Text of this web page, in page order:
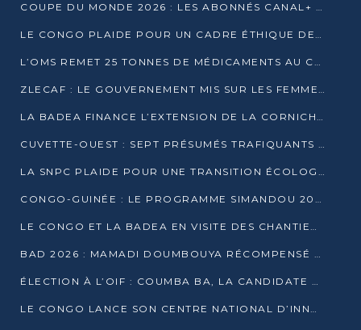
COUPE DU MONDE 2026 : LES ABONNÉS CANAL+ AU CONGO DÉÇUS À QUELQUES JOURS DU COUP D’ENVOI
LE CONGO PLAIDE POUR UN CADRE ÉTHIQUE DE L’INTELLIGENCE ARTIFICIELLE À DAKAR
L’OMS REMET 25 TONNES DE MÉDICAMENTS AU CONGO POUR RENFORCER LA RIPOSTE AUX ÉPIDÉMIES
ZLECAF : LE GOUVERNEMENT MIS SUR LES FEMMES ENTREPRENEURES
LA BADEA FINANCE L’EXTENSION DE LA CORNICHE SUD DE BRAZZAVILLE
CUVETTE-OUEST : SEPT PRÉSUMÉS TRAFIQUANTS DE FAUNE INTERPELLÉS À EWO ET KELLÉ
LA SNPC PLAIDE POUR UNE TRANSITION ÉCOLOGIQUE PROGRESSIVE
CONGO-GUINÉE : LE PROGRAMME SIMANDOU 2040 AU CŒUR DES ÉCHANGES À LA BAD
LE CONGO ET LA BADEA EN VISITE DES CHANTIERS
BAD 2026 : MAMADI DOUMBOUYA RÉCOMPENSÉ PAR LE TROPHÉE BABACAR NDIAYE À BRAZZAVILLE
ÉLECTION À L’OIF : COUMBA BA, LA CANDIDATE DISCRÈTE QUI BOUSCULE LE JEU DIPLOMATIQUE
LE CONGO LANCE SON CENTRE NATIONAL D’INNOVATION